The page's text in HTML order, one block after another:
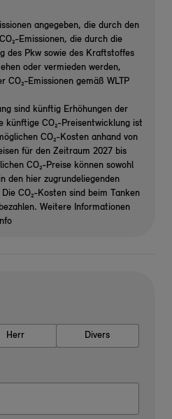
angegeben, die durch den
Emissionen, die durch die
des Pkw sowie des Kraftstoffes
oder vermieden werden,
Emissionen gemäß WLTP
sind künftig Erhöhungen der
CO₂-Preisentwicklung ist
CO₂-Kosten anhand von
für den Zeitraum 2027 bis
CO₂-Preise können sowohl
den hier zugrundeliegenden
CO₂-Kosten sind beim Tanken
Weitere Informationen
Herr Divers